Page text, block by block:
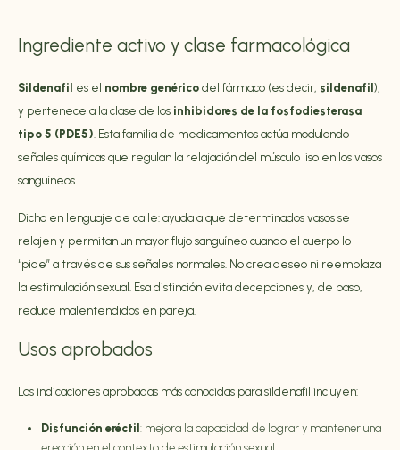
Ingrediente activo y clase farmacológica
Sildenafil es el nombre genérico del fármaco (es decir, sildenafil ),
y pertenece a la clase de los inhibidores de la fosfodiesterasa
tipo 5 (PDE5) . Esta familia de medicamentos actúa modulando
señales químicas que regulan la relajación del músculo liso en los vasos
sanguíneos.
Dicho en lenguaje de calle: ayuda a que determinados vasos se
relajen y permitan un mayor flujo sanguíneo cuando el cuerpo lo
“pide” a través de sus señales normales. No crea deseo ni reemplaza
la estimulación sexual. Esa distinción evita decepciones y, de paso,
reduce malentendidos en pareja.
Usos aprobados
Las indicaciones aprobadas más conocidas para sildenafil incluyen:
Disfunción eréctil: mejora la capacidad de lograr y mantener una
erección en el contexto de estimulación sexual.